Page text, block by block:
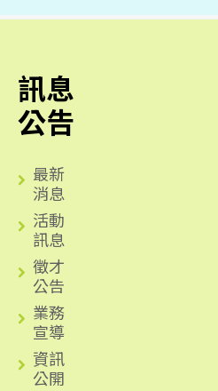
訊息
公告
最新
消息
活動
訊息
徵才
公告
業務
宣導
資訊
公開